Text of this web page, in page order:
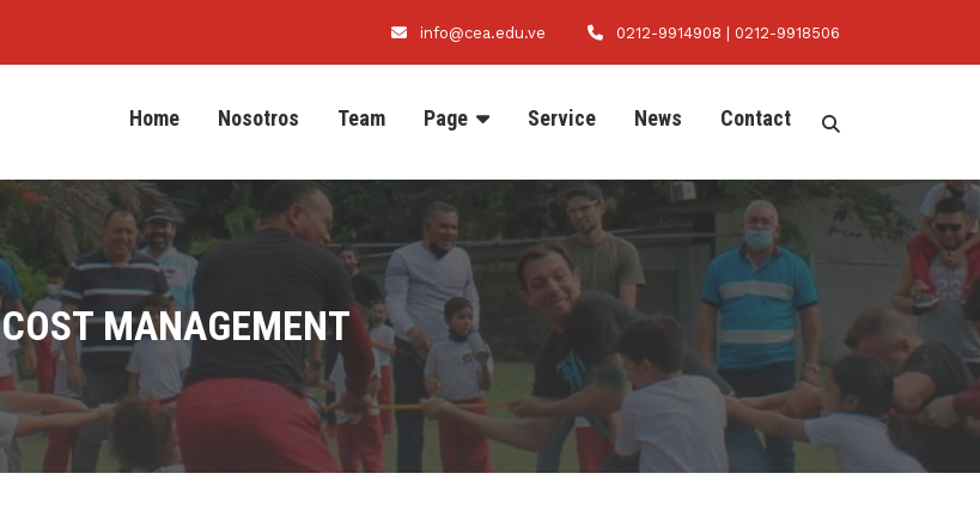
info@cea.edu.ve 0212-9914908 | 0212-9918506
Home Nosotros Team Page Service News Contact
COST MANAGEMENT